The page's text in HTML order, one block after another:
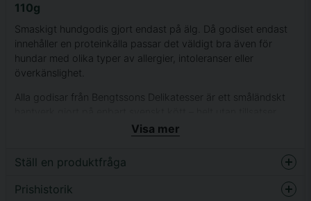
110g
Smaskigt hundgodis gjort endast på älg. Då godiset endast
innehåller en proteinkälla passar det väldigt bra även för
hundar med olika typer av allergier, intoleranser eller
överkänslighet.
Alla godisar från Bengtssons Delikatesser är ett småländskt
Köttet kommer i huvudsak från närliggande gårdar i Småland
från gård till butik.
hämtas dagligen med kyltransport från slakterier och
Visa mer
Ställ en produktfråga
question
Prishistorik